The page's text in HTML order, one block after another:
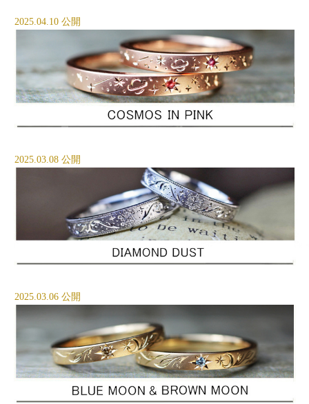
2025.04.10 公開
2025.03.08 公開
2025.03.06 公開